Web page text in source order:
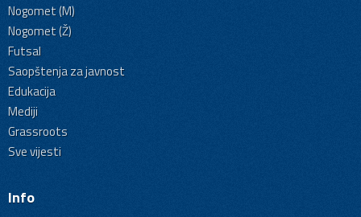
Nogomet (M)
Nogomet (Ž)
Futsal
Saopštenja za javnost
Edukacija
Mediji
Grassroots
Sve vijesti
Info